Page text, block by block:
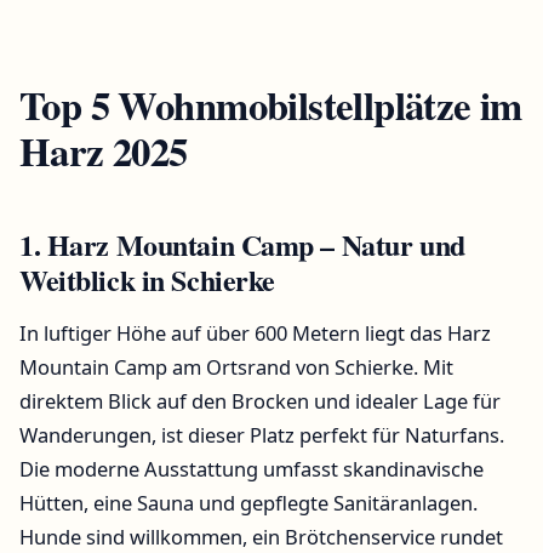
Top 5 Wohnmobilstellplätze im
Harz 2025
1. Harz Mountain Camp – Natur und
Weitblick in Schierke
In luftiger Höhe auf über 600 Metern liegt das Harz
Mountain Camp am Ortsrand von Schierke. Mit
direktem Blick auf den Brocken und idealer Lage für
Wanderungen, ist dieser Platz perfekt für Naturfans.
Die moderne Ausstattung umfasst skandinavische
Hütten, eine Sauna und gepflegte Sanitäranlagen.
Hunde sind willkommen, ein Brötchenservice rundet